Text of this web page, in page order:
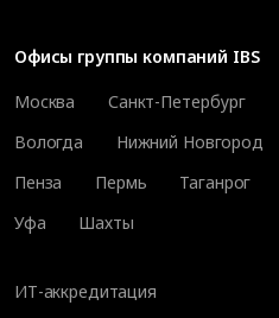
Офисы группы компаний IBS
Москва
Санкт-Петербург
Вологда
Нижний Новгород
Пенза
Пермь Таганрог
Уфа
Шахты
ИТ-аккредитация